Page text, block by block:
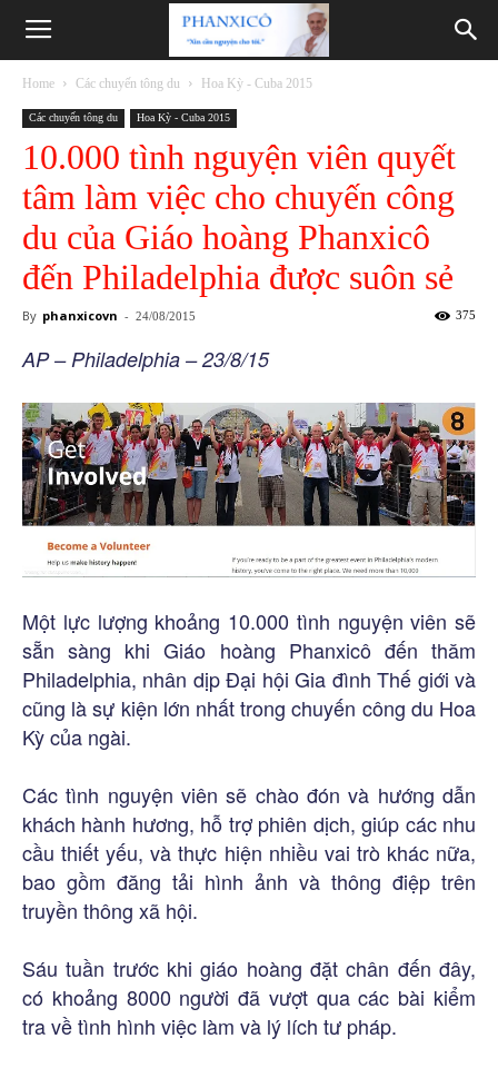
Phanxicô
Home Các chuyến tông du Hoa Kỳ - Cuba 2015
Các chuyến tông du Hoa Kỳ - Cuba 2015
10.000 tình nguyện viên quyết
tâm làm việc cho chuyến công
du của Giáo hoàng Phanxicô
đến Philadelphia được suôn sẻ
By phanxicovn - 24/08/2015 375
AP – Philadelphia – 23/8/15
Một lực lượng khoảng 10.000 tình nguyện viên sẽ
sẵn sàng khi Giáo hoàng Phanxicô đến thăm
Philadelphia, nhân dịp Đại hội Gia đình Thế giới và
cũng là sự kiện lớn nhất trong chuyến công du Hoa
Kỳ của ngài.
Các tình nguyện viên sẽ chào đón và hướng dẫn
khách hành hương, hỗ trợ phiên dịch, giúp các nhu
cầu thiết yếu, và thực hiện nhiều vai trò khác nữa,
bao gồm đăng tải hình ảnh và thông điệp trên
truyền thông xã hội.
Sáu tuần trước khi giáo hoàng đặt chân đến đây,
có khoảng 8000 người đã vượt qua các bài kiểm
tra về tình hình việc làm và lý lích tư pháp.